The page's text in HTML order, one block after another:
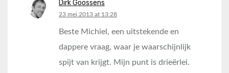
Dirk Goossens
says:
23 mei 2013 at 13:28
Beste Michiel, een uitstekende en
dappere vraag, waar je waarschijnlijk
spijt van krijgt. Mijn punt is drieërlei.